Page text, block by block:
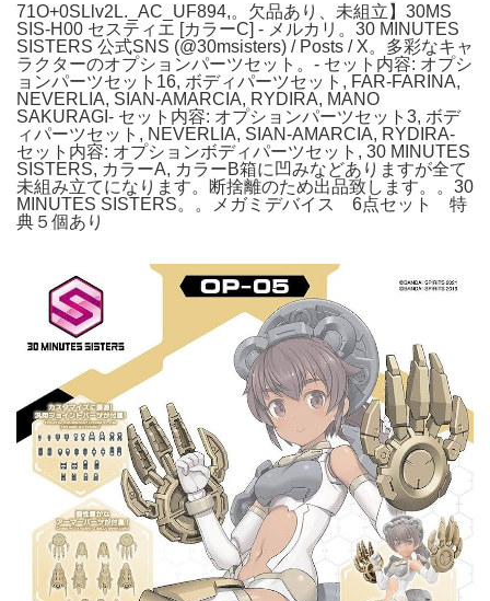
71O+0SLlv2L._AC_UF894,。欠品あり、未組立】30MS
SIS-H00 セスティエ [カラーC] - メルカリ。30 MINUTES
SISTERS 公式SNS (@30msisters) / Posts / X。多彩なキャ
ラクターのオプションパーツセット。- セット内容: オプシ
ョンパーツセット16, ボディパーツセット, FAR-FARINA,
NEVERLIA, SIAN-AMARCIA, RYDIRA, MANO
SAKURAGI- セット内容: オプションパーツセット3, ボデ
ィパーツセット, NEVERLIA, SIAN-AMARCIA, RYDIRA-
セット内容: オプションボディパーツセット, 30 MINUTES
SISTERS, カラーA, カラーB箱に凹みなどありますが全て
未組み立てになります。断捨離のため出品致します。。30
MINUTES SISTERS。。メガミデバイス 6点セット 特
典５個あり